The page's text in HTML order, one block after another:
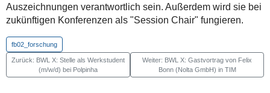
Auszeichnungen verantwortlich sein. Außerdem wird sie bei
zukünftigen Konferenzen als "Session Chair" fungieren.
fb02_forschung
Zurück: BWL X: Stelle als Werkstudent
(m/w/d) bei Polpinha
Weiter: BWL X: Gastvortrag von Felix
Bonn (Nolta GmbH) in TIM